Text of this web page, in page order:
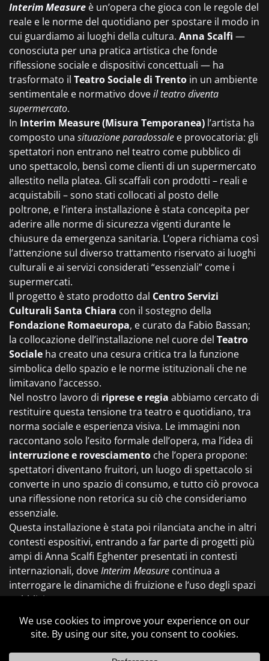
Interim Measure è un’opera che gioca con le regole del
reale e le norme del quotidiano per spostare il modo in
cui guardiamo ai luoghi della cultura. Anna Scalfi —
conosciuta per una pratica artistica che fonde
riflessione sociale e dispositivi concettuali — ha
trasformato il Teatro Sociale di Trento in un ambiente
sentimentale e normativo doveil teatro diventa
supermercato.
In Interim Measure (Misura Temporanea) l’artista ha
composto una situazione paradossale e provocatoria: gli
spettatori non entrano nel teatro come pubblico di
uno spettacolo, bensì come clienti di un supermercato
allestito nella platea. Gli scaffali con prodotti – reali e
acquistabili – sono stati collocati al posto delle
poltrone, e l’intera installazione è stata concepita per
aderire alle norme di sicurezza vigenti durante le
chiusure da emergenza sanitaria. L’opera richiama così
l’attenzione sul diverso trattamento riservato ai luoghi
culturali e ai servizi considerati “essenziali” come i
supermercati.
Il progetto è stato prodotto dal Centro Servizi
Culturali Santa Chiara con il sostegno della
Fondazione Romaeuropa, e curato da Fabio Bassan;
la collocazione dell’installazione nel cuore del Teatro
Sociale ha creato una cesura critica tra la funzione
simbolica dello spazio e le norme istituzionali che ne
limitavano l’accesso.
Nel nostro lavoro di riprese e regia abbiamo cercato di
restituire questa tensione tra teatro e quotidiano, tra
norma sociale e esperienza visiva. Le immagini non
raccontano solo l’esito formale dell’opera, ma l’idea di
interruzione e rovesciamento che l’opera propone:
spettatori diventano fruitori, un luogo di spettacolo si
converte in uno spazio di consumo, e tutto ciò provoca
una riflessione non retorica su ciò che consideriamo
essenziale.
Questa installazione è stata poi rilanciata anche in altri
contesti espositivi, entrando a far parte di progetti più
ampi di Anna Scalfi Eghenter presentati in contesti
internazionali, doveInterim Measure continua a
interrogare le dinamiche di fruizione e l’uso degli spazi
pubblici.
Regia
Riprese